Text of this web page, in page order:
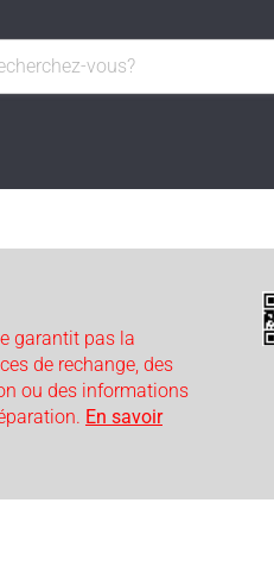
garantit pas la
de rechange, des
ou des informations
En savoir